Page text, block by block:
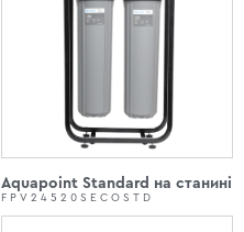
Aquapoint Standard на станині
FPV24520SECOSTD